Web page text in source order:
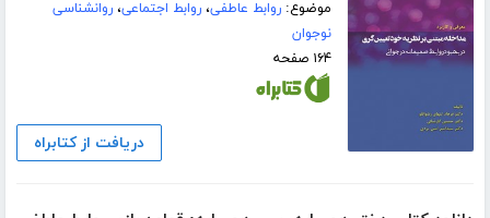
موضوع:روابط عاطفی،روابط اجتماعی،روانشناسی
نوجوان
۱۶۴ صفحه
دریافت از کتابراه